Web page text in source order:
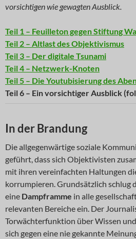
vorsichtigen wie gewagten Ausblick.
Teil 1 – Feuilleton gegen Stiftung
Teil 2 – Altlast des Objektivismus
Teil 3 – Der digitale Tsunami
Teil 4 – Netzwerk-Knoten
Teil 5 – Die Youtubisierung des
Teil 6 – Ein vorsichtiger Ausblick
In der Brandung
Die allgegenwärtige soziale
geführt, dass sich Objektivisten
mit ihren vereinfachten Haltungen
korrumpieren. Grundsätzlich schlug
eine Dampframme in alle
relevanten Bereiche ein. Der
Torwächterfunktion über Wissen
sich gegen eine nie gekannte